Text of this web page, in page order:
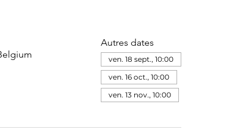
Autres dates
ven. 18 sept., 10:00
ven. 16 oct., 10:00
ven. 13 nov., 10:00